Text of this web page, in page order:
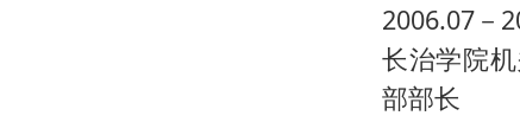
2006.07－
长治学院
部部长